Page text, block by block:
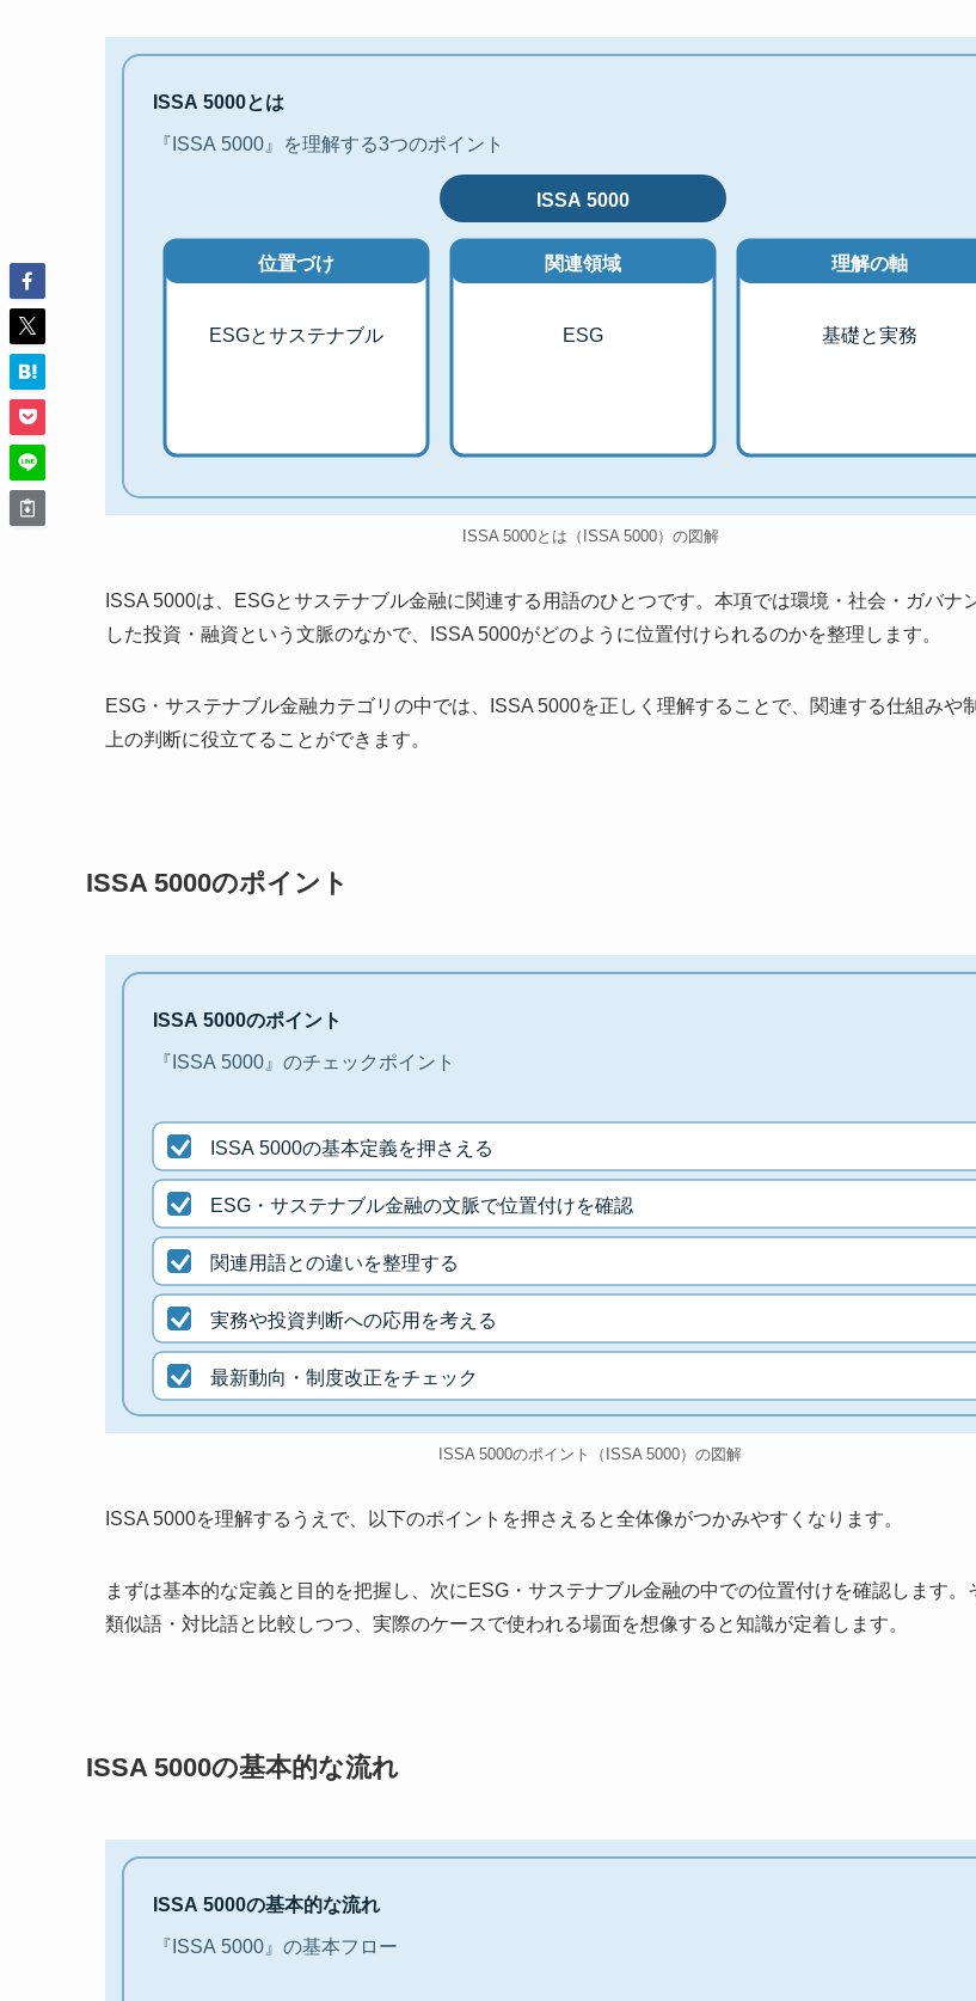
ISSA 5000とは
『ISSA 5000』を理解する3つのポイント
ISSA 5000
位置づけ
ESGとサステナブル
関連領域
ESG
理解の軸
基礎と実務
ISSA 5000とは（ISSA 5000）の図解
ISSA 5000は、ESGとサステナブル金融に関連する用語のひとつです。本項では環境・社会・ガバナ
した投資・融資という文脈のなかで、ISSA 5000がどのように位置付けられるのかを整理します。
ESG・サステナブル金融カテゴリの中では、ISSA 5000を正しく理解することで、関連する仕組みや
上の判断に役立てることができます。
ISSA 5000のポイント
ISSA 5000のポイント
『ISSA 5000』のチェックポイント
ISSA 5000の基本定義を押さえる
ESG・サステナブル金融の文脈で位置付けを確認
関連用語との違いを整理する
実務や投資判断への応用を考える
最新動向・制度改正をチェック
ISSA 5000のポイント（ISSA 5000）の図解
ISSA 5000を理解するうえで、以下のポイントを押さえると全体像がつかみやすくなります。
まずは基本的な定義と目的を把握し、次にESG・サステナブル金融の中での位置付けを確認します。
類似語・対比語と比較しつつ、実際のケースで使われる場面を想像すると知識が定着します。
ISSA 5000の基本的な流れ
ISSA 5000の基本的な流れ
『ISSA 5000』の基本フロー